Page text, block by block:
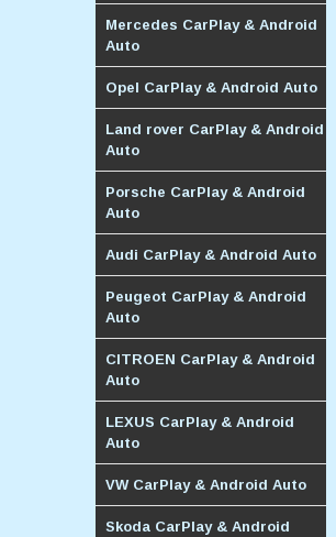
Mercedes CarPlay & Android
Auto
Opel CarPlay & Android Auto
Land rover CarPlay & Android
Auto
Porsche CarPlay & Android
Auto
Audi CarPlay & Android Auto
Peugeot CarPlay & Android
Auto
CITROEN CarPlay & Android
Auto
LEXUS CarPlay & Android
Auto
VW CarPlay & Android Auto
Skoda CarPlay & Android